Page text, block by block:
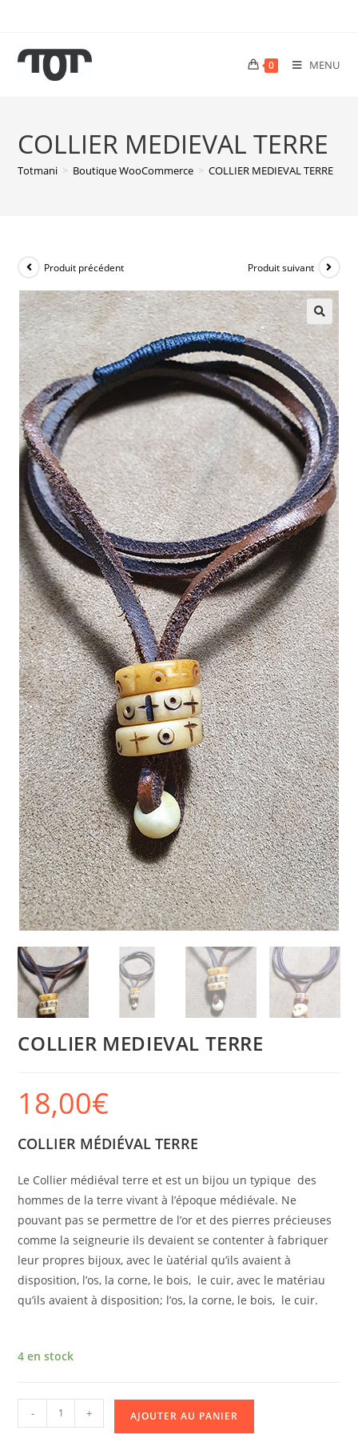
0 MENU
COLLIER MEDIEVAL TERRE
Totmani > Boutique WooCommerce > COLLIER MEDIEVAL TERRE
Produit précédent Produit suivant
COLLIER MEDIEVAL TERRE
18,00€
COLLIER MÉDIÉVAL TERRE
Le Collier médiéval terre et est un bijou un typique des
hommes de la terre vivant à l’époque médiévale. Ne
pouvant pas se permettre de l’or et des pierres précieuses
comme la seigneurie ils devaient se contenter à fabriquer
leur propres bijoux, avec le ùatérial qu’ils avaient à
disposition, l’os, la corne, le bois, le cuir, avec le matériau
qu’ils avaient à disposition; l’os, la corne, le bois, le cuir.
4 en stock
- + AJOUTER AU PANIER